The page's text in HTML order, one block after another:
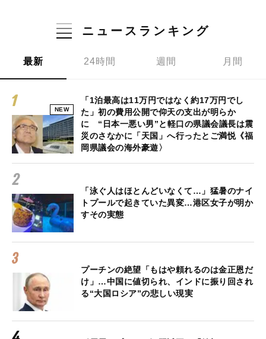
ニュースランキング
最新 24時間 週間 月間
NEW
「1泊最高は11万円ではなく約17万円でし
た」初の費用公開で仰天の支出が明らか
に “日本一悪い男”と軽口の県議会議長は震
災のさなかに「天国」へ行ったとご満悦《福
岡県議会の海外豪遊〉
「泳ぐ人はほとんどいなくて…」猛暑のナイ
トプールで起きていた異変…港区女子が明か
すその実態
プーチンの絶望「もはや頼れるのは金正恩だ
け」…中国に値切られ、インドに振り回され
る“大国ロシア”の悲しい現実